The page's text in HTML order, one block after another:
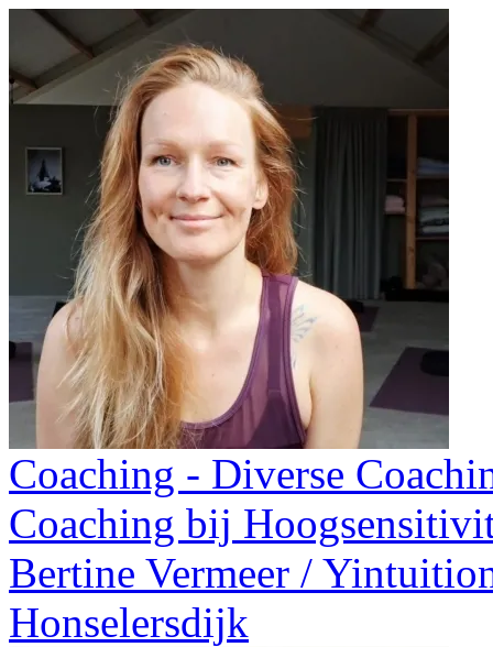
Coaching - Diverse
Coaching bij
Bertine Vermeer /
Honselersdijk